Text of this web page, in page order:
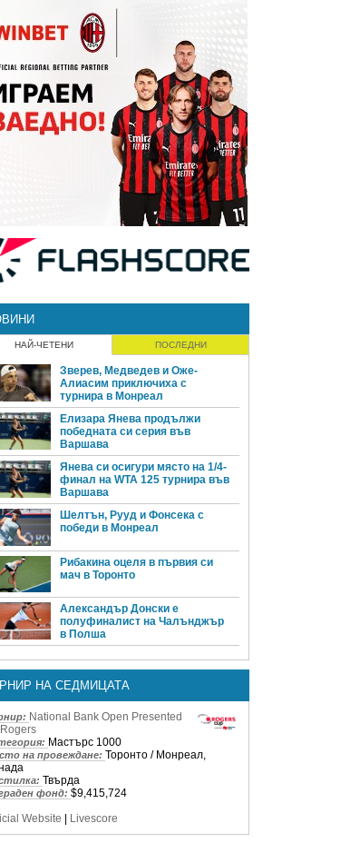
НАЙ-ЧЕТЕНИ ПОСЛЕДНИ
Зверев, Медведев и Оже-
Алиасим приключиха с
турнира в Монреал
Елизара Янева продължи
победната си серия във
Варшава
Янева си осигури място на 1/4-
финал на WTA 125 турнира във
Варшава
Шелтън, Рууд и Фонсека с
победи в Монреал
Рибакина оцеля в първия си
мач в Торонто
Александър Донски е
полуфиналист на Чалънджър
в Полша
НА СЕДМИЦАТА
National Bank Open Presented
Мастърс 1000
на провеждане: Торонто / Монреал,
Твърда
фонд: $9,415,724
Website
Livescore